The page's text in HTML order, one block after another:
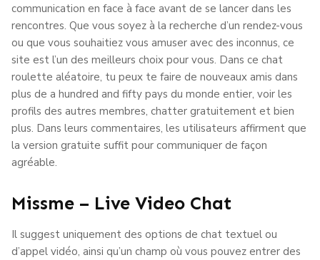
communication en face à face avant de se lancer dans les
rencontres. Que vous soyez à la recherche d’un rendez-vous
ou que vous souhaitiez vous amuser avec des inconnus, ce
site est l’un des meilleurs choix pour vous. Dans ce chat
roulette aléatoire, tu peux te faire de nouveaux amis dans
plus de a hundred and fifty pays du monde entier, voir les
profils des autres membres, chatter gratuitement et bien
plus. Dans leurs commentaires, les utilisateurs affirment que
la version gratuite suffit pour communiquer de façon
agréable.
Missme – Live Video Chat
Il suggest uniquement des options de chat textuel ou
d’appel vidéo, ainsi qu’un champ où vous pouvez entrer des